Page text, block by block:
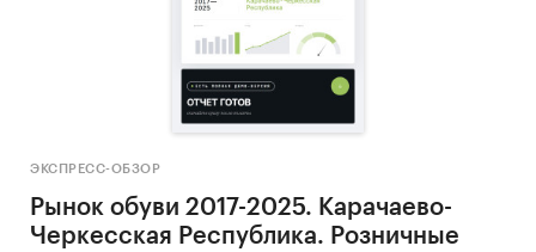
ЭКСПРЕСС-ОБЗОР
Рынок обуви 2017-2025. Карачаево-
Черкесская Республика. Розничные